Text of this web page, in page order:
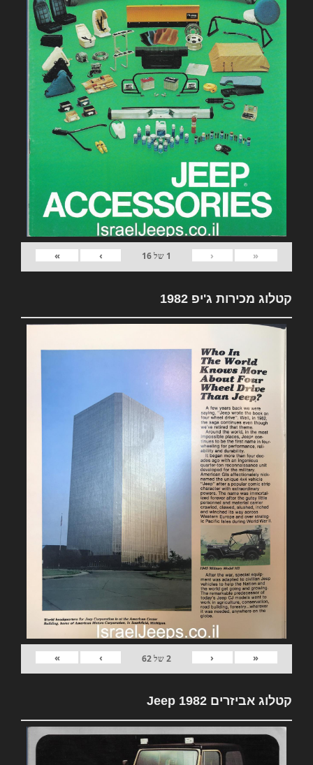
«
‹
1 של16
›
»
קטלוג מכירות ג'יפ 1982
«
‹
2של62
›
»
קטלוג אביזרים 1982 Jeep